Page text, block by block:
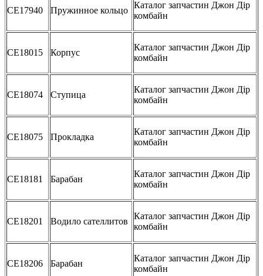
CE17940 Пружинное кольцо
Каталог запчастин Джон Дір
комбайн
CE18015 Корпус
Каталог запчастин Джон Дір
комбайн
CE18074 Ступица
Каталог запчастин Джон Дір
комбайн
CE18075 Прокладка
Каталог запчастин Джон Дір
комбайн
CE18181 Барабан
Каталог запчастин Джон Дір
комбайн
CE18201 Водило сателлитов
Каталог запчастин Джон Дір
комбайн
CE18206 Барабан
Каталог запчастин Джон Дір
комбайн